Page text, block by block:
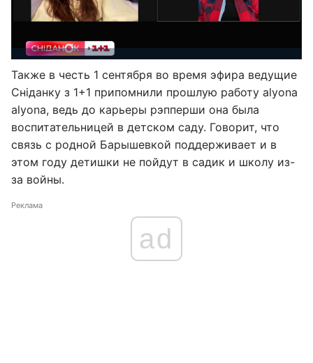
Также в честь 1 сентября во время эфира ведущие
Сніданку з 1+1 припомнили прошлую работу alyona
alyona, ведь до карьеры рэпперши она была
воспитательницей в детском саду. Говорит, что
связь с родной Барышевкой поддерживает и в
этом году детишки не пойдут в садик и школу из-
за войны.
Реклама
ad